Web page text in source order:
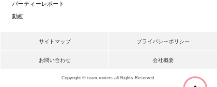
パーティーレポート
動画
サイトマップ プライバシーポリシー
お問い合わせ 会社概要
Copyright © team-rooters all Rights Reserved.